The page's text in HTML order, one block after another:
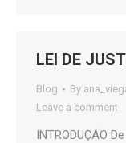
LEI DE
Blog By
Leave a comment
INTRODUÇÃO